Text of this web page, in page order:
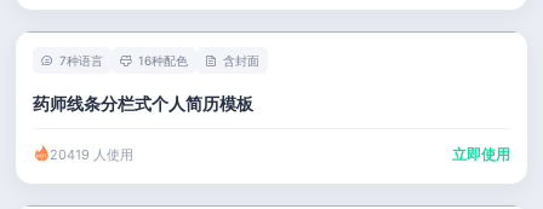
7种语言 16种配色 含封面
药师线条分栏式个人简历模板
20419 人使用 立即使用